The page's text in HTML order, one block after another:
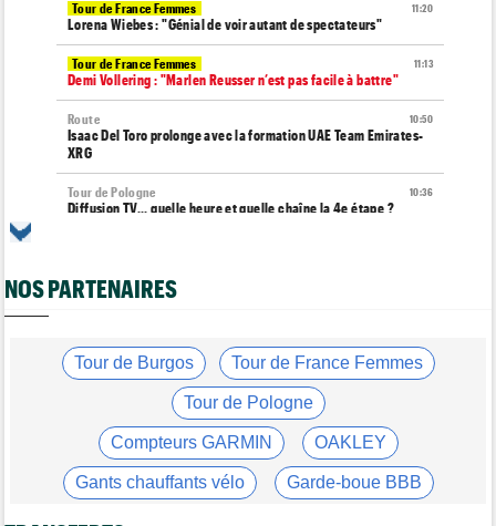
11:20
Tour de France Femmes
Lorena Wiebes : "Génial de voir autant de spectateurs"
11:13
Tour de France Femmes
Demi Vollering : "Marlen Reusser n’est pas facile à battre"
10:50
Route
Isaac Del Toro prolonge avec la formation UAE Team Emirates-
XRG
10:36
Tour de Pologne
Diffusion TV... quelle heure et quelle chaîne la 4e étape ?
WorldTour
09:26
Tour de France Femmes
Ferrand-Prévot : "Pour le général, c'est irrécupérable..."
Média
Les vidéos de cyclisme sur Dailymotion : Cyclism'Actu TV
07:56
Tour de Burgos
A quelle heure et sur quelle chaîne suivre la 3e étape à la TV ?
NOS PARTENAIRES
Tour de Burgos Tour de France Femmes
Tour de Pologne
Compteurs GARMIN OAKLEY
Gants chauffants vélo Garde-boue BBB
Casque ABUS